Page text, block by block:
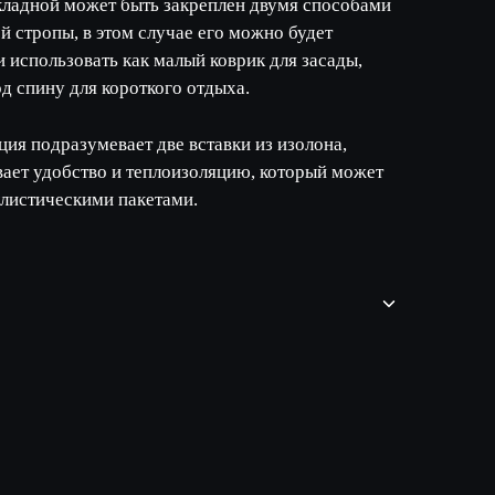
может быть закреплен двумя способами
в этом случае его можно будет
использовать как малый коврик для засады,
спину для короткого отдыха.
подразумевает две вставки из изолона,
удобство и теплоизоляцию, который может
пакетами.